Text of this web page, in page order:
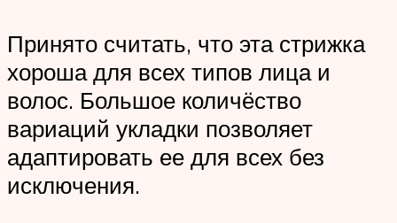
Принято считать, что эта стрижка
хороша для всех типов лица и
волос. Большое количёство
вариаций укладки позволяет
адаптировать ее для всех без
исключения.